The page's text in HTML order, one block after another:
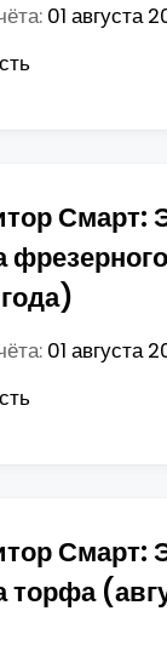
01 августа
Смарт:
01 августа
Смарт:
торфа